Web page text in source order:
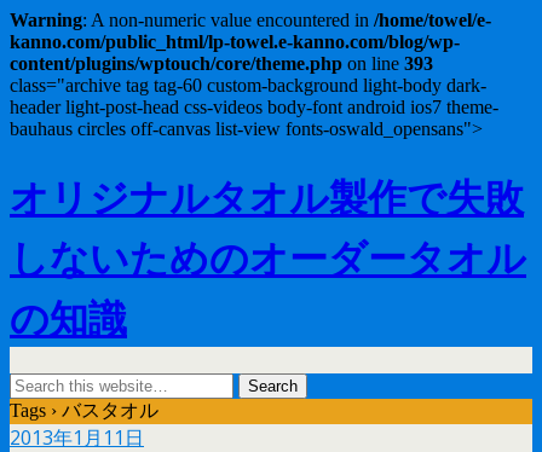
Warning: A non-numeric value encountered in /home/towel/e-
kanno.com/public_html/lp-towel.e-kanno.com/blog/wp-
content/plugins/wptouch/core/theme.php on line 393
class="archive tag tag-60 custom-background light-body dark-
header light-post-head css-videos body-font android ios7 theme-
bauhaus circles off-canvas list-view fonts-oswald_opensans">
オリジナルタオル製作で失敗
しないためのオーダータオル
の知識
Tags › バスタオル
2013年1月11日